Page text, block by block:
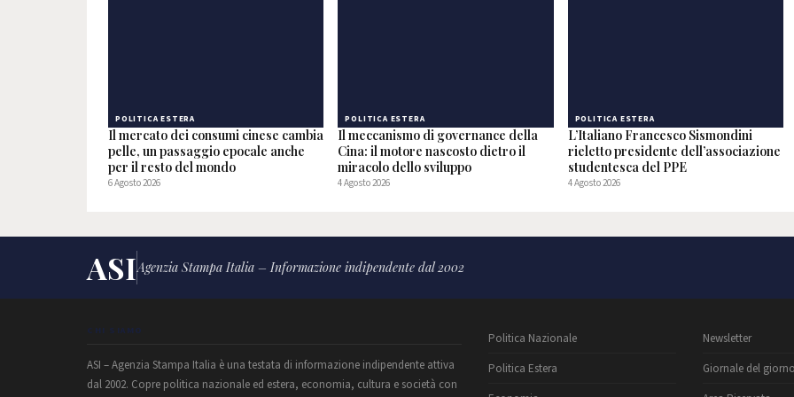
POLITICA ESTERA
Il mercato dei consumi cinese cambia
pelle, un passaggio epocale anche
per il resto del mondo
6 Agosto 2026
POLITICA ESTERA
Il meccanismo di governance della
Cina: il motore nascosto dietro il
miracolo dello sviluppo
4 Agosto 2026
POLITICA ESTERA
L’Italiano Francesco Sismondini
rieletto presidente dell’associazione
studentesca del PPE
4 Agosto 2026
ASIAgenzia Stampa Italia – Informazione indipendente dal 2002
CHI SIAMO
ASI – Agenzia Stampa Italia è una testata di informazione indipendente attiva
dal 2002. Copre politica nazionale ed estera, economia, cultura e società con
Politica Nazionale
Politica Estera
Newsletter
Giornale del giorno